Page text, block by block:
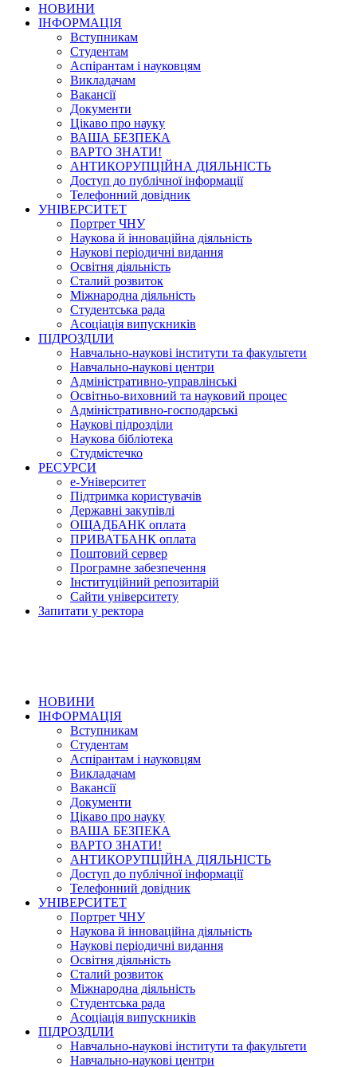
НОВИНИ
ІНФОРМАЦІЯ
Вступникам
Студентам
Аспірантам і науковцям
Викладачам
Вакансії
Документи
Цікаво про науку
ВАША БЕЗПЕКА
ВАРТО ЗНАТИ!
АНТИКОРУПЦІЙНА ДІЯЛЬНІСТЬ
Доступ до публічної інформації
Телефонний довідник
УНІВЕРСИТЕТ
Портрет ЧНУ
Наукова й інноваційна діяльність
Наукові періодичні видання
Освітня діяльність
Сталий розвиток
Міжнародна діяльність
Студентська рада
Асоціація випускників
ПІДРОЗДІЛИ
Навчально-наукові інститути та факультети
Навчально-наукові центри
Адміністративно-управлінські
Освітньо-виховний та науковий процес
Адміністративно-господарські
Наукові підрозділи
Наукова бібліотека
Студмістечко
РЕСУРСИ
е-Університет
Підтримка користувачів
Державні закупівлі
ОЩАДБАНК оплата
ПРИВАТБАНК оплата
Поштовий сервер
Програмне забезпечення
Інституційний репозитарій
Сайти університету
Запитати у ректора
НОВИНИ
ІНФОРМАЦІЯ
Вступникам
Студентам
Аспірантам і науковцям
Викладачам
Вакансії
Документи
Цікаво про науку
ВАША БЕЗПЕКА
ВАРТО ЗНАТИ!
АНТИКОРУПЦІЙНА ДІЯЛЬНІСТЬ
Доступ до публічної інформації
Телефонний довідник
УНІВЕРСИТЕТ
Портрет ЧНУ
Наукова й інноваційна діяльність
Наукові періодичні видання
Освітня діяльність
Сталий розвиток
Міжнародна діяльність
Студентська рада
Асоціація випускників
ПІДРОЗДІЛИ
Навчально-наукові інститути та факультети
Навчально-наукові центри